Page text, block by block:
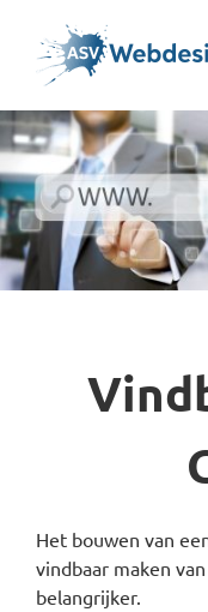
inhoud
Het bouwen van
vindbaar maken
belangrijker.